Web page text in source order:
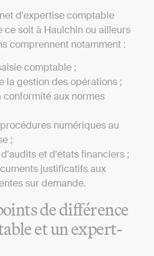
d'expertise comptable
ce soit à Haulchin ou ailleurs
comprennent notamment :
comptable ;
la gestion des opérations ;
conformité aux normes
numériques au
;
et d'états financiers ;
justificatifs aux
sur demande.
de différence
et un expert-